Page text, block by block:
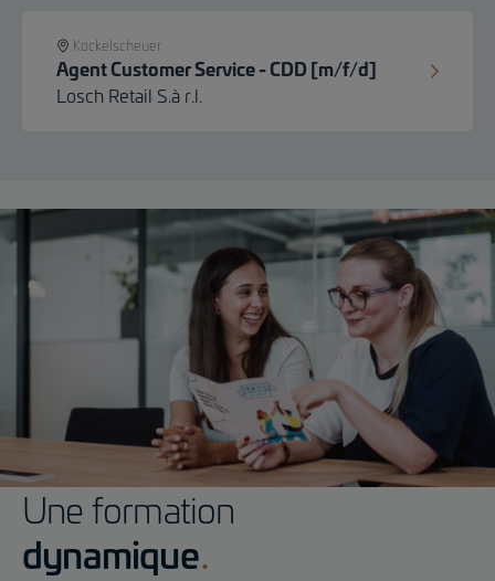
Kockelscheuer
Agent Customer Service - CDD [m/f/d]
Losch Retail S.à r.l.
Une formation
dynamique